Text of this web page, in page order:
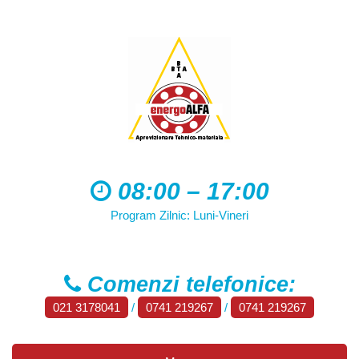
08:00 – 17:00
Program Zilnic: Luni-Vineri
Comenzi telefonice:
021 3178041 / 0741 219267 / 0741 219267